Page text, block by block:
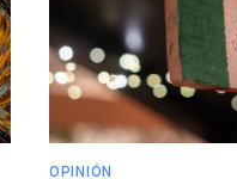
OPINIÓN